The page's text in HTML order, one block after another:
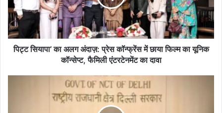
प्रेस
कॉन्फ्रेंस
में
छाया
फिल्म
पिट्ट सियापा’ का अलग अंदाज़: प्रेस कॉन्फ्रेंस में छाया फिल्म का यूनिक
कॉन्सेप्ट, फैमिली एंटरटेनमेंट का दावा